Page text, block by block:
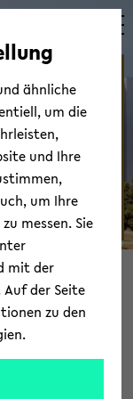
AG Herr
© Uni­ver­si­tät Bie­le­feld
ähnliche
um die
und Ihre
um Ihre
messen. Sie
mit der
der Seite
zu den